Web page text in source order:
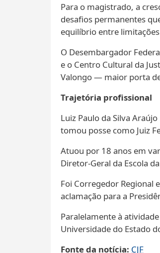
Para o magistrado, a
desafios permanentes
equilíbrio entre
O Desembargador
e o Centro Cultural da
Valongo — maior porta
Trajetória profissional
Luiz Paulo da Silva
tomou posse como Juiz
Atuou por 18 anos em
Diretor-Geral da Escola
Foi Corregedor Regional
aclamação para a
Paralelamente à
Universidade do Estado
Fonte da notícia CJF